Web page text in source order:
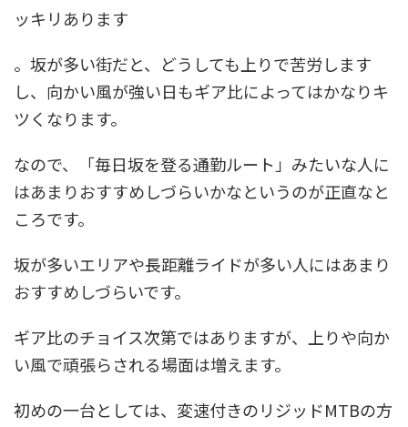
ッキリあります
。坂が多い街だと、どうしても上りで苦労します
し、向かい風が強い日もギア比によってはかなりキ
ツくなります。
なので、「毎日坂を登る通勤ルート」みたいな人に
はあまりおすすめしづらいかなというのが正直なと
ころです。
坂が多いエリアや長距離ライドが多い人にはあまり
おすすめしづらいです。
ギア比のチョイス次第ではありますが、上りや向か
い風で頑張らされる場面は増えます。
初めの一台としては、変速付きのリジッドMTBの方